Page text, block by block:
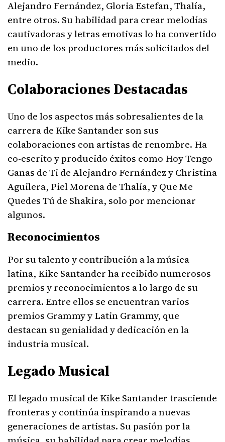
Alejandro Fernández, Gloria Estefan, Thalía,
entre otros. Su habilidad para crear melodías
cautivadoras y letras emotivas lo ha convertido
en uno de los productores más solicitados del
medio.
Colaboraciones Destacadas
Uno de los aspectos más sobresalientes de la
carrera de Kike Santander son sus
colaboraciones con artistas de renombre. Ha
co-escrito y producido éxitos como Hoy Tengo
Ganas de Ti de Alejandro Fernández y Christina
Aguilera, Piel Morena de Thalía, y Que Me
Quedes Tú de Shakira, solo por mencionar
algunos.
Reconocimientos
Por su talento y contribución a la música
latina, Kike Santander ha recibido numerosos
premios y reconocimientos a lo largo de su
carrera. Entre ellos se encuentran varios
premios Grammy y Latin Grammy, que
destacan su genialidad y dedicación en la
industria musical.
Legado Musical
El legado musical de Kike Santander trasciende
fronteras y continúa inspirando a nuevas
generaciones de artistas. Su pasión por la